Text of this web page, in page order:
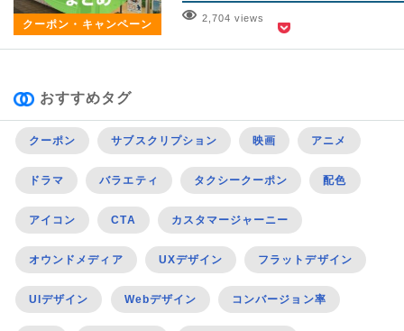
クーポン・キャンペーン 2,704 views
おすすめタグ
クーポン サブスクリプション 映画 アニメ
ドラマ バラエティ タクシークーポン 配色
アイコン CTA カスタマージャーニー
オウンドメディア UXデザイン フラットデザイン
UIデザイン Webデザイン コンバージョン率